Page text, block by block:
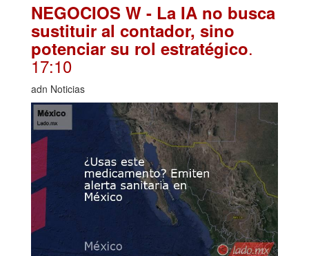
NEGOCIOS W - La IA no busca
sustituir al contador, sino
potenciar su rol estratégico.
17:10
adn Noticias